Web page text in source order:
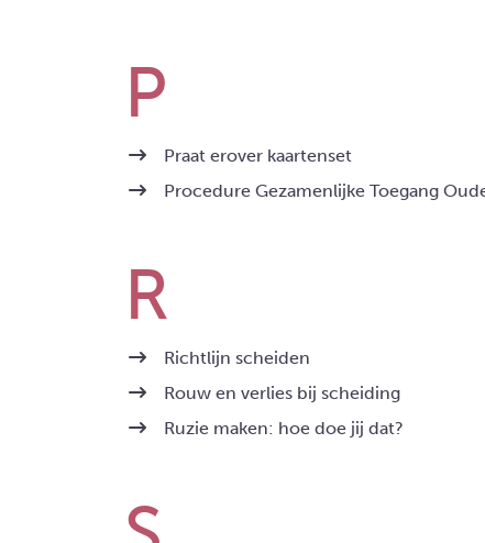
Praat erover kaartenset
Procedure Gezamenlijke Toegang
Richtlijn scheiden
Rouw en verlies bij scheiding
Ruzie maken: hoe doe jij dat?